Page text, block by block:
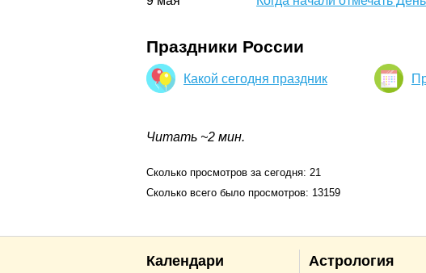
Праздники России
Какой сегодня праздник
Читать ~2 мин.
Сколько просмотров за сегодня: 21
Сколько всего было просмотров: 13159
Календари Астрология